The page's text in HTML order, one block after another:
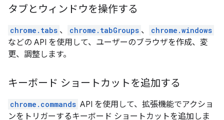
タブとウィンドウを操作する
chrome.tabs 、 chrome.tabGroups 、 chrome.windows
などの API を使用して、ユーザーのブラウザを作成、変
更、調整します。
キーボード ショートカットを追加する
chrome.commands API を使用して、拡張機能でアクショ
ンをトリガーするキーボード ショートカットを追加しま